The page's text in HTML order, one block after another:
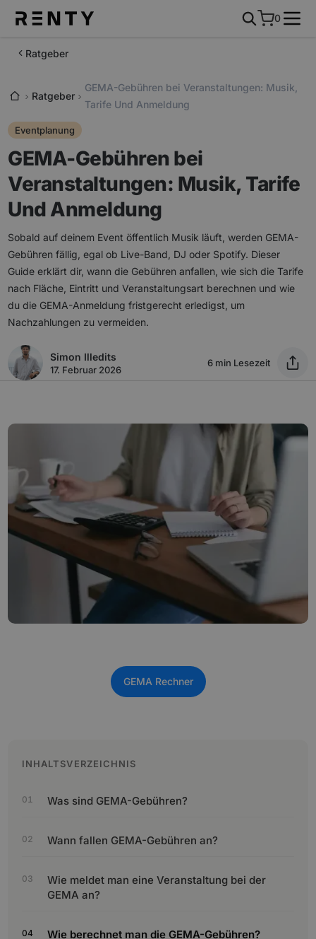
0
Ratgeber
Ratgeber
GEMA-Gebühren bei Veranstaltungen: Musik,
Tarife Und Anmeldung
Eventplanung
GEMA-Gebühren bei
Veranstaltungen: Musik, Tarife
Und Anmeldung
Sobald auf deinem Event öffentlich Musik läuft, werden GEMA-
Gebühren fällig, egal ob Live-Band, DJ oder Spotify. Dieser
Guide erklärt dir, wann die Gebühren anfallen, wie sich die Tarife
nach Fläche, Eintritt und Veranstaltungsart berechnen und wie
du die GEMA-Anmeldung fristgerecht erledigst, um
Nachzahlungen zu vermeiden.
Simon Illedits
17. Februar 2026
6 min Lesezeit
GEMA Rechner
INHALTSVERZEICHNIS
Was sind GEMA-Gebühren?
Wann fallen GEMA-Gebühren an?
Wie meldet man eine Veranstaltung bei der
GEMA an?
Wie berechnet man die GEMA-Gebühren?